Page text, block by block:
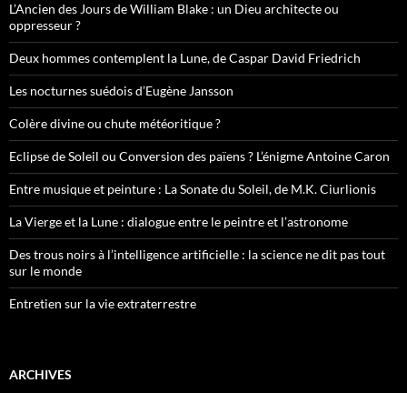
L’Ancien des Jours de William Blake : un Dieu architecte ou
oppresseur ?
Deux hommes contemplent la Lune, de Caspar David Friedrich
Les nocturnes suédois d’Eugène Jansson
Colère divine ou chute météoritique ?
Eclipse de Soleil ou Conversion des païens ? L’énigme Antoine Caron
Entre musique et peinture : La Sonate du Soleil, de M.K. Ciurlionis
La Vierge et la Lune : dialogue entre le peintre et l’astronome
Des trous noirs à l’intelligence artificielle : la science ne dit pas tout
sur le monde
Entretien sur la vie extraterrestre
ARCHIVES